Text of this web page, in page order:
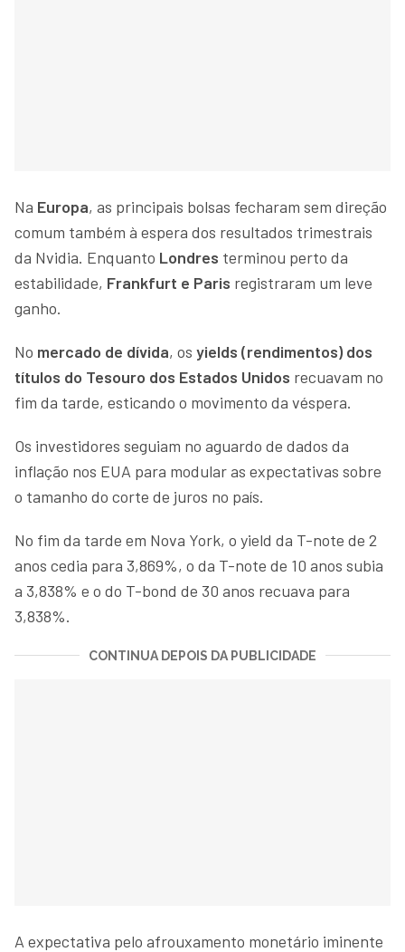
Na Europa, as principais bolsas fecharam sem direção
comum também à espera dos resultados trimestrais
da Nvidia. Enquanto Londres terminou perto da
estabilidade, Frankfurt e Paris registraram um leve
ganho.
No mercado de dívida, os yields (rendimentos) dos
títulos do Tesouro dos Estados Unidos recuavam no
fim da tarde, esticando o movimento da véspera.
Os investidores seguiam no aguardo de dados da
inflação nos EUA para modular as expectativas sobre
o tamanho do corte de juros no país.
No fim da tarde em Nova York, o yield da T-note de 2
anos cedia para 3,869%, o da T-note de 10 anos subia
a 3,838% e o do T-bond de 30 anos recuava para
3,838%.
CONTINUA DEPOIS DA PUBLICIDADE
A expectativa pelo afrouxamento monetário iminente